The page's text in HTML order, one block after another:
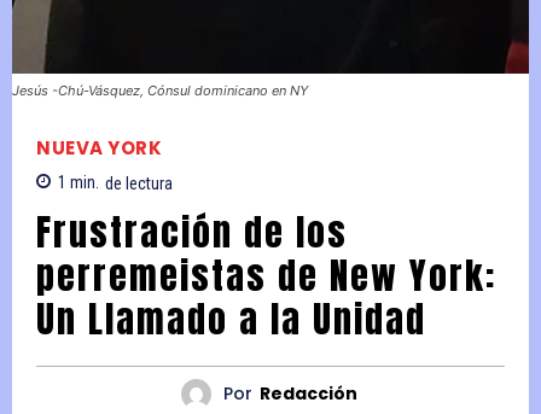
Jesús -Chú-Vásquez, Cónsul dominicano en NY
NUEVA YORK
1 min. de lectura
Frustración de los
perremeistas de New York:
Un Llamado a la Unidad
Por Redacción